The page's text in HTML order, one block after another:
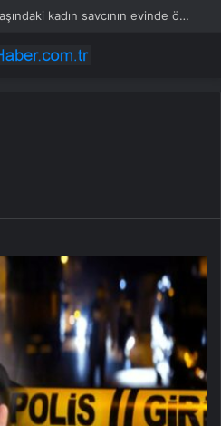
İstanbul’da sır ölüm: 37 yaşındaki kadın savcının evinde ölü bulundu!